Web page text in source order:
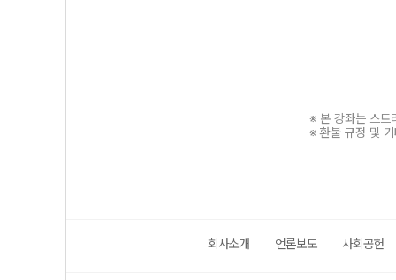
※ 본 강좌는 스트
※ 환불 규정 및
회사소개 언론보도 사회공헌